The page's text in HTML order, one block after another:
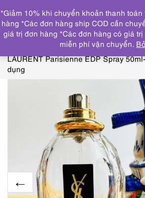
Trang chủ NƯỚC HOA
BVLGARI,
LAURENT, LANCOME, BURBERRY
LAURENT Parisienne EDP Spray
dụng
*Giảm 10% khi chuyển khoản thanh
hàng *Các đơn hàng ship COD cần
giá trị đơn hàng *Các đơn hàng có giá
miễn phí vận chuyển.